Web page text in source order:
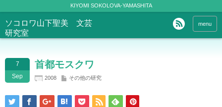
KIYOMI SOKOLOVA-YAMASHITA
ソコロワ山下聖美 文芸
研究室
menu
7
Sep
首都モスクワ
2008 その他の研究